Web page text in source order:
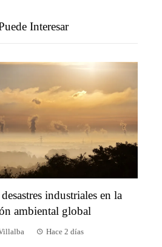
Interesar
industriales en la
ambiental global
Hace 2 días